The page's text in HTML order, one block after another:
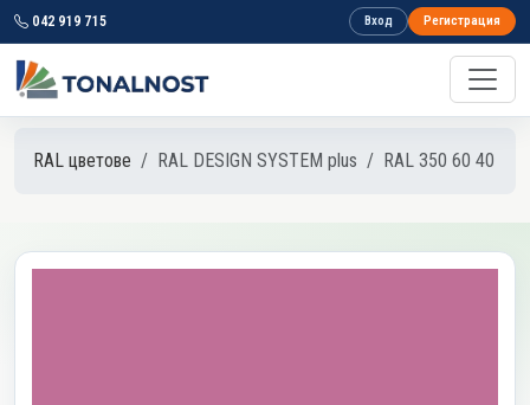
042 919 715 Вход Регистрация
RAL цветове RAL DESIGN SYSTEM plus RAL 350 60 40